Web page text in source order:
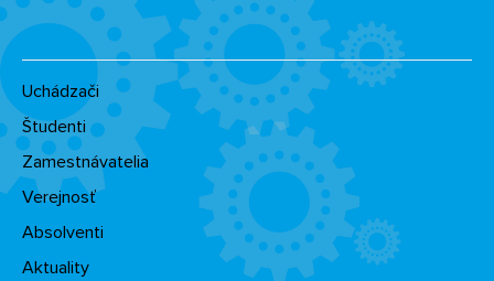
Uchádzači
Študenti
Zamestnávatelia
Verejnosť
Absolventi
Aktuality